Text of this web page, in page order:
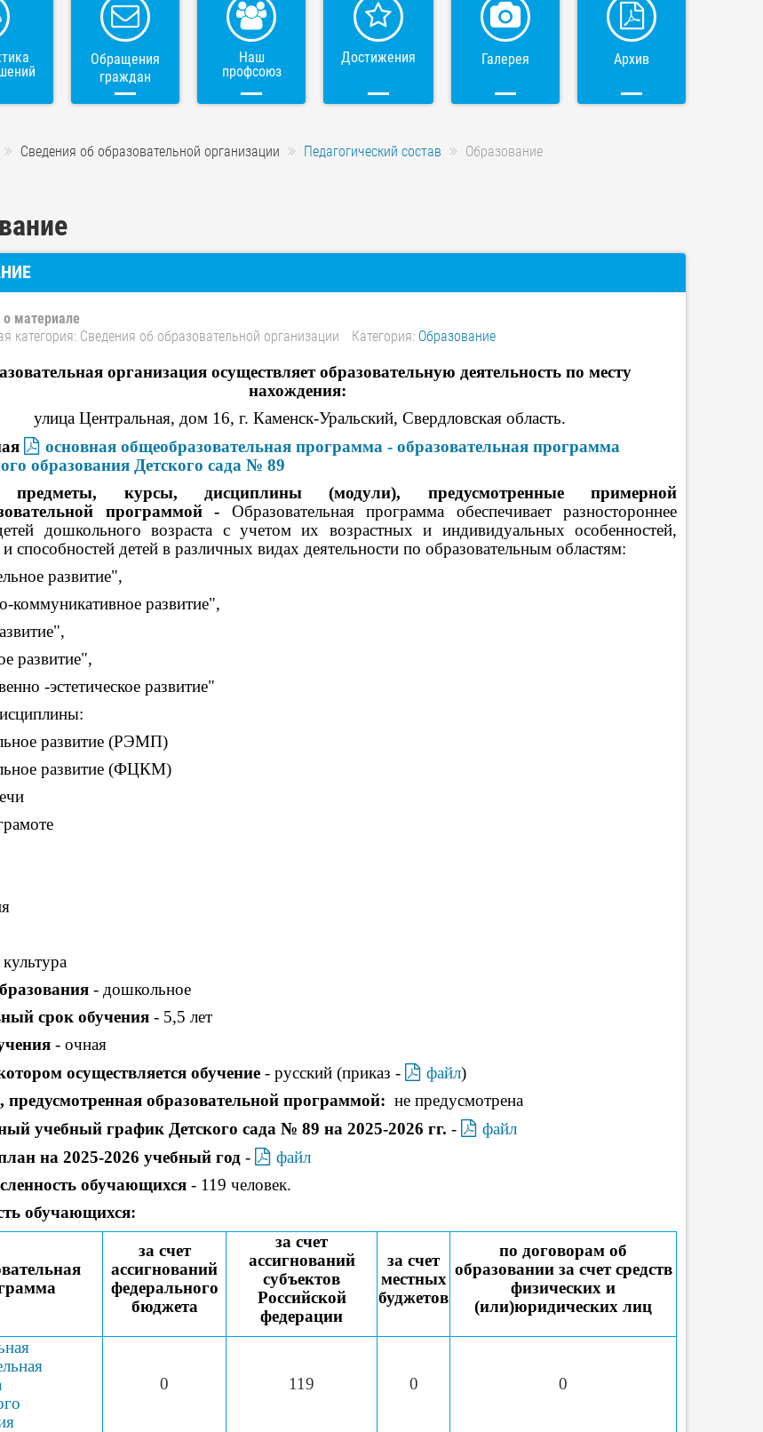
Обращения
граждан
Наш
профсоюз
Достижения Галерея Архив
Сведения об образовательной организации Педагогический состав Образование
материале
категория: Сведения об образовательной организации Категория: Образование
организация осуществляет образовательную деятельность по месту
нахождения:
улица Центральная, дом 16, г. Каменск-Уральский, Свердловская область.
основная общеобразовательная программа - образовательная программа
образования Детского сада № 89
предметы, курсы, дисциплины (модули), предусмотренные примерной
программой - Образовательная программа обеспечивает разностороннее
дошкольного возраста с учетом их возрастных и индивидуальных особенностей,
способностей детей в различных видах деятельности по образовательным областям:
развитие",
коммуникативное развитие",
развитие",
-эстетическое развитие"
развитие (РЭМП)
развитие (ФЦКМ)
- дошкольное
срок обучения - 5,5 лет
- очная
осуществляется обучение - русский (приказ - файл)
образовательной программой: не предусмотрена
учебный график Детского сада № 89 на 2025-2026 гг. -
файл
на 2025-2026 учебный год -
файл
обучающихся - 119 человек.
обучающихся:
за счет
ассигнований
федерального
бюджета
за счет
ассигнований
субъектов
Российской
федерации
за счет
местных
буджетов
по договорам об
образовании за счет средств
физических и
(или)юридических лиц
0 119 0 0